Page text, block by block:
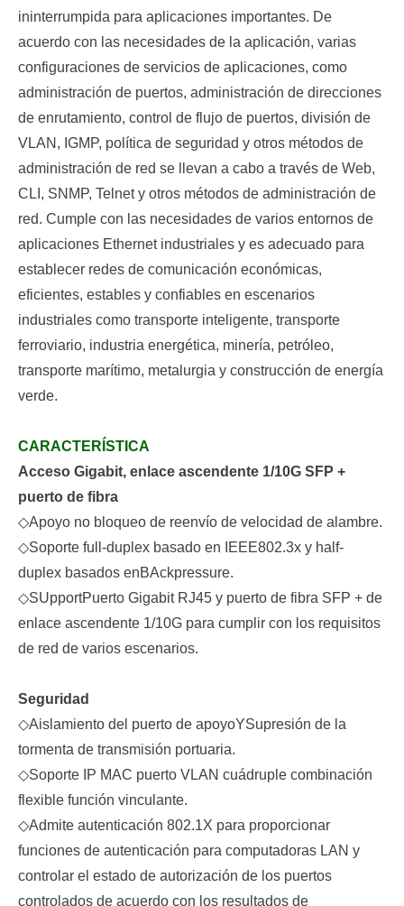
ininterrumpida para aplicaciones importantes. De
acuerdo con las necesidades de la aplicación, varias
configuraciones de servicios de aplicaciones, como
administración de puertos, administración de direcciones
de enrutamiento, control de flujo de puertos, división de
VLAN, IGMP, política de seguridad y otros métodos de
administración de red se llevan a cabo a través de Web,
CLI, SNMP, Telnet y otros métodos de administración de
red. Cumple con las necesidades de varios entornos de
aplicaciones Ethernet industriales y es adecuado para
establecer redes de comunicación económicas,
eficientes, estables y confiables en escenarios
industriales como transporte inteligente, transporte
ferroviario, industria energética, minería, petróleo,
transporte marítimo, metalurgia y construcción de energía
verde.
CARACTERÍSTICA
Acceso Gigabit, enlace ascendente 1/10G SFP +
puerto de fibra
◇Apoyo no bloqueo de reenvío de velocidad de alambre.
◇Soporte full-duplex basado en IEEE802.3x y half-
duplex basados enBAckpressure.
◇SUpportPuerto Gigabit RJ45 y puerto de fibra SFP + de
enlace ascendente 1/10G para cumplir con los requisitos
de red de varios escenarios.
Seguridad
◇Aislamiento del puerto de apoyoYSupresión de la
tormenta de transmisión portuaria.
◇Soporte IP MAC puerto VLAN cuádruple combinación
flexible función vinculante.
◇Admite autenticación 802.1X para proporcionar
funciones de autenticación para computadoras LAN y
controlar el estado de autorización de los puertos
controlados de acuerdo con los resultados de